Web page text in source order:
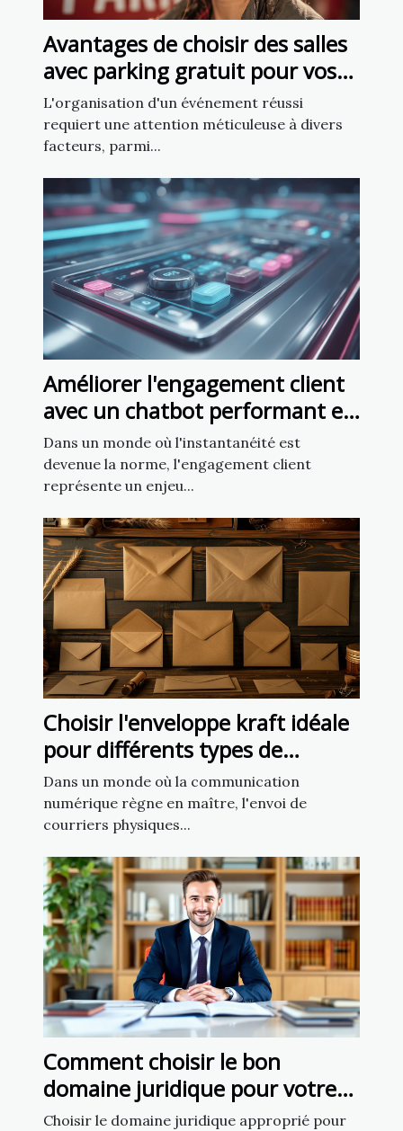
Avantages de choisir des salles
avec parking gratuit pour vos
événements
L'organisation d'un événement réussi
requiert une attention méticuleuse à divers
facteurs, parmi...
Améliorer l'engagement client
avec un chatbot performant en
5 minutes
Dans un monde où l'instantanéité est
devenue la norme, l'engagement client
représente un enjeu...
Choisir l'enveloppe kraft idéale
pour différents types de
courriers
Dans un monde où la communication
numérique règne en maître, l'envoi de
courriers physiques...
Comment choisir le bon
domaine juridique pour votre
affaire
Choisir le domaine juridique approprié pour